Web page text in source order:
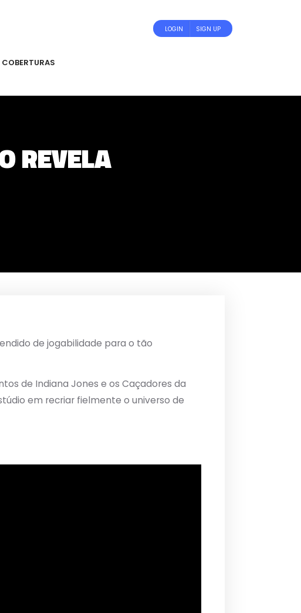
LOGIN SIGN UP
COBERTURAS
REVELA
de jogabilidade para o tão
de Indiana Jones e os Caçadores da
em recriar fielmente o universo de